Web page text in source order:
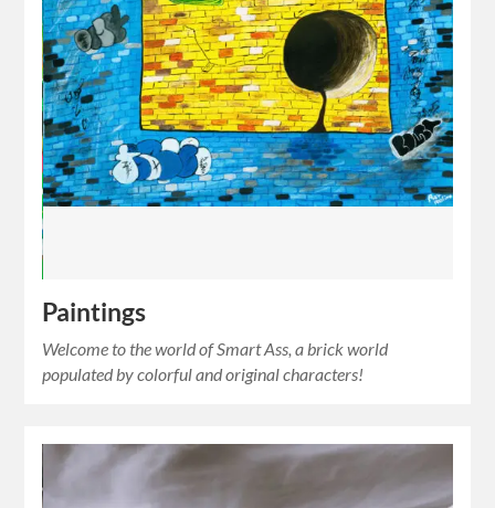
Paintings
Welcome to the world of Smart Ass, a brick world
populated by colorful and original characters!